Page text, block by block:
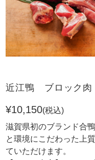
近江鴨 ブロック肉
¥10,150(税込)
滋賀県初のブランド合
と環境にこだわった上
ていただけます。